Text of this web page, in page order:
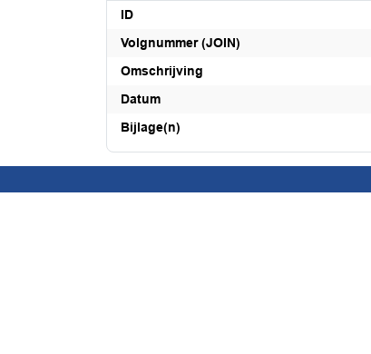
ID
Volgnummer (JOIN)
Omschrijving
Datum
Bijlage(n)